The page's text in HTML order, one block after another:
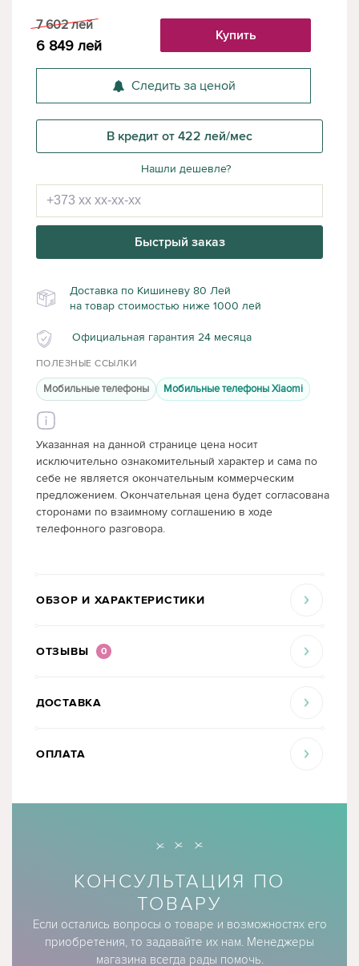
7 602 лей
6 849 лей
Купить
Следить за ценой
В кредит от 422 лей/мес
Нашли дешевле?
Быстрый заказ
Доставка по Кишиневу 80 Лей
на товар стоимостью ниже 1000 лей
Официальная гарантия 24 месяца
ПОЛЕЗНЫЕ ССЫЛКИ
Мобильные телефоны Мобильные телефоны Xiaomi
Указанная на данной странице цена носит
исключительно ознакомительный характер и сама по
себе не является окончательным коммерческим
предложением. Окончательная цена будет согласована
сторонами по взаимному соглашению в ходе
телефонного разговора.
ОБЗОР И ХАРАКТЕРИСТИКИ
ОТЗЫВЫ 0
ДОСТАВКА
ОПЛАТА
КОНСУЛЬТАЦИЯ ПО
ТОВАРУ
Если остались вопросы о товаре и возможностях его
приобретения, то задавайте их нам. Менеджеры
магазина всегда рады помочь.